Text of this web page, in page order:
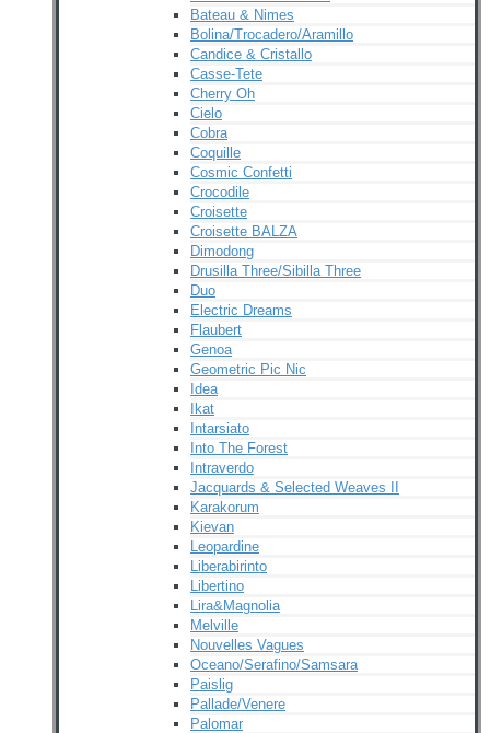
Bateau & Nimes
Bolina/Trocadero/Aramillo
Candice & Cristallo
Casse-Tete
Cherry Oh
Cielo
Cobra
Coquille
Cosmic Confetti
Crocodile
Croisette
Croisette BALZA
Dimodong
Drusilla Three/Sibilla Three
Duo
Electric Dreams
Flaubert
Genoa
Geometric Pic Nic
Idea
Ikat
Intarsiato
Into The Forest
Intraverdo
Jacquards & Selected Weaves II
Karakorum
Kievan
Leopardine
Liberabirinto
Libertino
Lira&Magnolia
Melville
Nouvelles Vagues
Oceano/Serafino/Samsara
Paislig
Pallade/Venere
Palomar